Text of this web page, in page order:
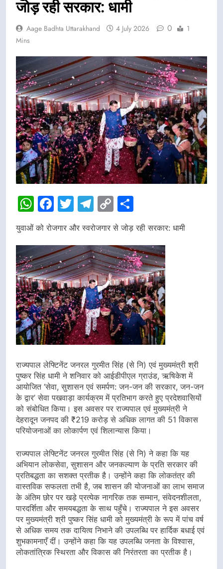
जोड़ रही सरकार: धामी
Aage Badhta Uttarakhand 4 July 2026 0
1
Mins
WhatsApp
Facebook
Twitter
Telegram
Copy
Link
युवाओं को रोजगार और स्वरोजगार से जोड़ रही सरकार: धामी
राज्यपाल लेफ्टिनेंट जनरल गुरमीत सिंह (से नि) एवं मुख्यमंत्री श्री
पुष्कर सिंह धामी ने शनिवार को आईडीपीएल ग्राउंड, ऋषिकेश में
आयोजित ‘सेवा, सुशासन एवं समर्पण: जन-जन की सरकार, जन-जन
के द्वार’ सेवा पखवाड़ा कार्यक्रम में प्रतिभाग करते हुए प्रदेशवासियों
को संबोधित किया। इस अवसर पर राज्यपाल एवं मुख्यमंत्री ने
देहरादून जनपद की ₹219 करोड़ से अधिक लागत की 51 विकास
परियोजनाओं का लोकार्पण एवं शिलान्यास किया।
राज्यपाल लेफ्टिनेंट जनरल गुरमीत सिंह (से नि) ने कहा कि यह
अभियान लोकसेवा, सुशासन और जनकल्याण के प्रति सरकार की
प्रतिबद्धता का सशक्त प्रतीक है। उन्होंने कहा कि लोकतंत्र की
वास्तविक सफलता तभी है, जब शासन की योजनाओं का लाभ समाज
के अंतिम छोर पर खड़े प्रत्येक नागरिक तक सम्मान, संवेदनशीलता,
पारदर्शिता और समयबद्धता के साथ पहुँचे। राज्यपाल ने इस अवसर
पर मुख्यमंत्री श्री पुष्कर सिंह धामी को मुख्यमंत्री के रूप में पांच वर्ष
से अधिक समय तक दायित्व निभाने की उपलब्धि पर हार्दिक बधाई एवं
शुभकामनाएँ दीं। उन्होंने कहा कि यह उपलब्धि जनता के विश्वास,
लोकतांत्रिक स्थिरता और विकास की निरंतरता का प्रतीक है।